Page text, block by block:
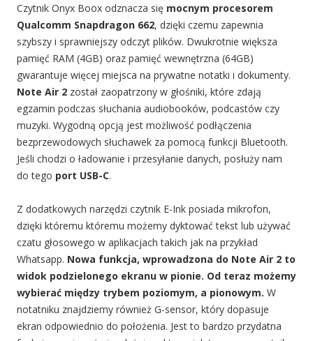
Czytnik Onyx Boox odznacza się mocnym procesorem
Qualcomm Snapdragon 662, dzięki czemu zapewnia
szybszy i sprawniejszy odczyt plików. Dwukrotnie większa
pamięć RAM (4GB) oraz pamięć wewnętrzna (64GB)
gwarantuje więcej miejsca na prywatne notatki i dokumenty.
Note Air 2 został zaopatrzony w głośniki, które zdają
egzamin podczas słuchania audiobooków, podcastów czy
muzyki. Wygodną opcją jest możliwość podłączenia
bezprzewodowych słuchawek za pomocą funkcji Bluetooth.
Jeśli chodzi o ładowanie i przesyłanie danych, posłuży nam
do tego port USB-C.
Z dodatkowych narzędzi czytnik E-Ink posiada mikrofon,
dzięki któremu któremu możemy dyktować tekst lub używać
czatu głosowego w aplikacjach takich jak na przykład
Whatsapp. Nowa funkcja, wprowadzona do Note Air 2 to
widok podzielonego ekranu w pionie. Od teraz możemy
wybierać między trybem poziomym, a pionowym. W
notatniku znajdziemy również G-sensor, który dopasuje
ekran odpowiednio do położenia. Jest to bardzo przydatna